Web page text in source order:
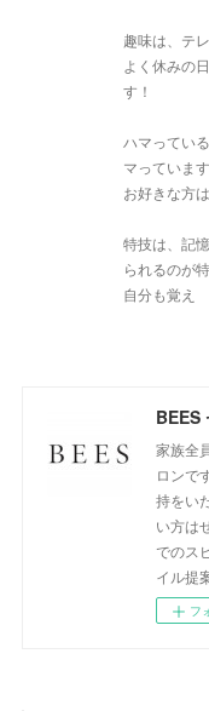
趣味は、テ
よく休みの
す！
ハマってい
マっていま
お好きな方
特技は、記
られるのが
自分も覚え
BEES
家族全
ロンで
持をい
い方は
でのス
イル提
フ